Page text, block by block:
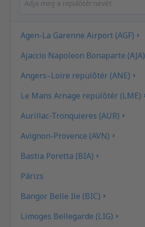
Agen-La Garenne Airport (AGF)
Ajaccio Napoleon Bonaparte (AJA)
Angers–Loire repülőtér (ANE)
Le Mans Arnage repülőtér (LME)
Aurillac-Tronquieres (AUR)
Avignon-Provence (AVN)
Bastia Poretta (BIA)
Párizs
Bangor Belle Ile (BIC)
Limoges Bellegarde (LIG)